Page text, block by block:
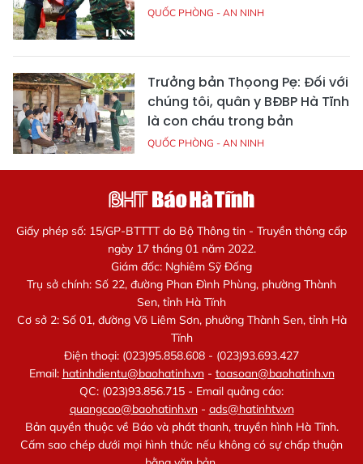
QUỐC PHÒNG - AN NINH
Trưởng bản Thọong Pẹ: Đối với
chúng tôi, quân y BĐBP Hà Tĩnh
là con cháu trong bản
QUỐC PHÒNG - AN NINH
Giấy phép số: 15/GP-BTTTT do Bộ Thông tin - Truyền thông cấp
ngày 17 tháng 01 năm 2022.
Giám đốc: Nghiêm Sỹ Đống
Trụ sở chính: Số 22, đường Phan Đình Phùng, phường Thành
Sen, tỉnh Hà Tĩnh
Cơ sở 2: Số 01, đường Võ Liêm Sơn, phường Thành Sen, tỉnh Hà
Tĩnh
Điện thoại: (023)95.858.608 - (023)93.693.427
Email: hatinhdientu@baohatinh.vn- toasoan@baohatinh.vn
QC: (023)93.856.715 - Email quảng cáo:
quangcao@baohatinh.vn- ads@hatinhtv.vn
Bản quyền thuộc về Báo và phát thanh, truyền hình Hà Tĩnh.
Cấm sao chép dưới mọi hình thức nếu không có sự chấp thuận